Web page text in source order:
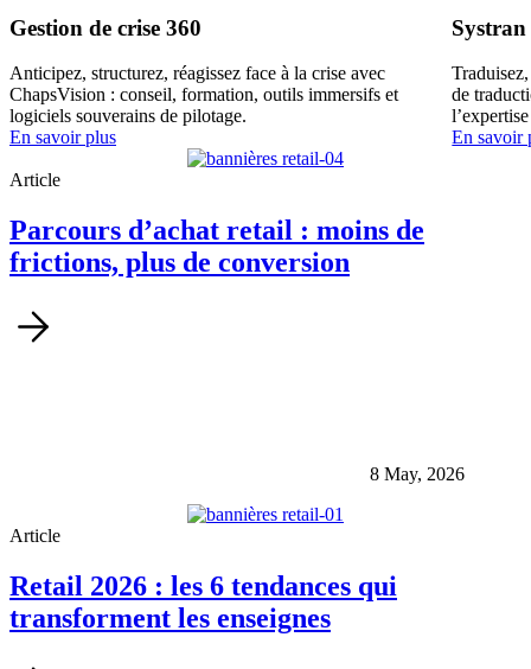
Gestion de crise 360
Anticipez, structurez, réagissez face à la crise avec
ChapsVision : conseil, formation, outils immersifs et
logiciels souverains de pilotage.
En savoir plus
de
En savoir
Article
Parcours d’achat retail : moins de
frictions, plus de conversion
8 May, 2026
Article
Retail 2026 : les 6 tendances qui
transforment les enseignes